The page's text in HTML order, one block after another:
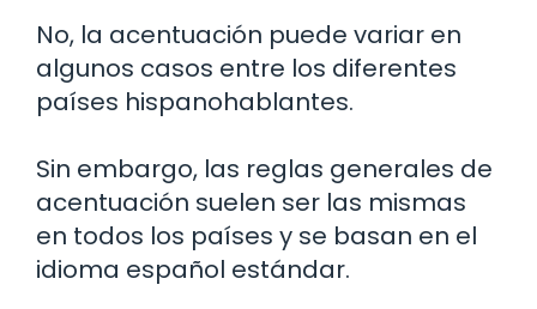
No, la acentuación puede variar en
algunos casos entre los diferentes
países hispanohablantes.
Sin embargo, las reglas generales de
acentuación suelen ser las mismas
en todos los países y se basan en el
idioma español estándar.